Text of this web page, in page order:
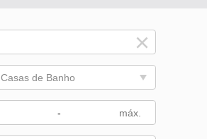
Casas de Banho
-